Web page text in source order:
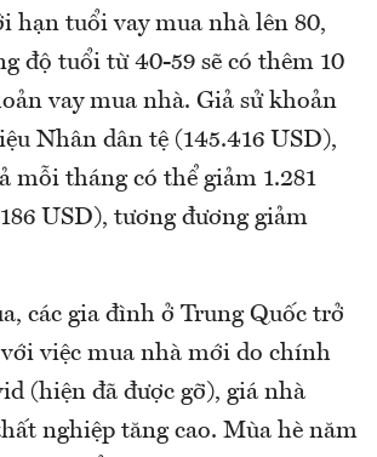
hạn tuổi vay mua nhà lên 80,
độ tuổi từ 40-59 sẽ có thêm 10
vay mua nhà. Giả sử khoản
Nhân dân tệ (145.416 USD),
mỗi tháng có thể giảm 1.281
USD), tương đương giảm
các gia đình ở Trung Quốc trở
việc mua nhà mới do chính
(hiện đã được gỡ), giá nhà
nghiệp tăng cao. Mùa hè năm